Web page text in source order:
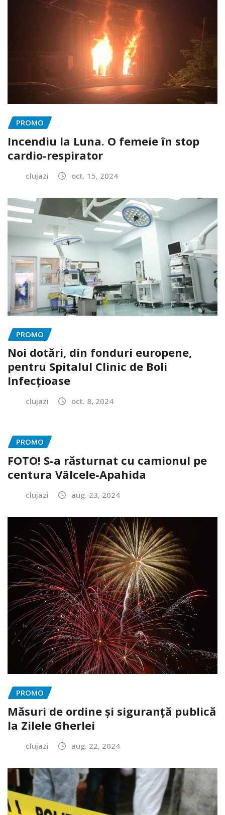
PROMO
Incendiu la Luna. O femeie în stop
cardio-respirator
clujazi oct. 15, 2024
PROMO
Noi dotări, din fonduri europene,
pentru Spitalul Clinic de Boli
Infecțioase
clujazi oct. 8, 2024
PROMO
FOTO! S-a răsturnat cu camionul pe
centura Vâlcele-Apahida
clujazi aug. 23, 2024
PROMO
Măsuri de ordine și siguranță publică
la Zilele Gherlei
clujazi aug. 22, 2024